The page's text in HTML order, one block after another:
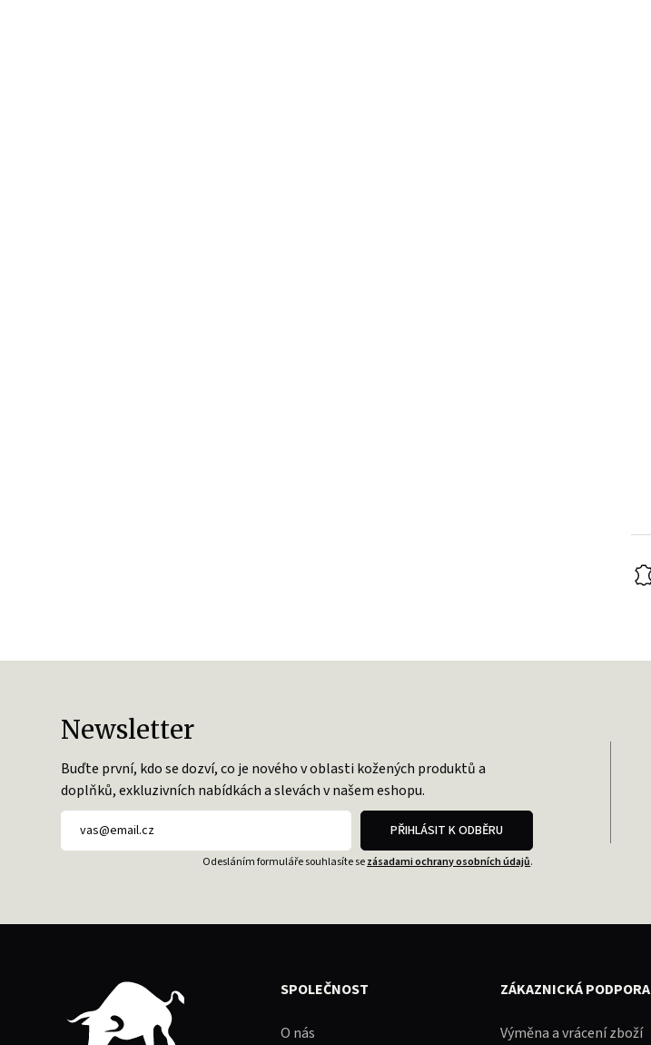
Newsletter
Buďte první, kdo se dozví, co je nového v oblasti kožených produktů a
doplňků, exkluzivních nabídkách a slevách v našem eshopu.
PŘIHLÁSIT K ODBĚRU
Odesláním formuláře souhlasíte sezásadami ochrany osobních údajů.
SPOLEČNOST
O nás
ZÁKAZNICKÁ PODPORA
Výměna a vrácení zboží